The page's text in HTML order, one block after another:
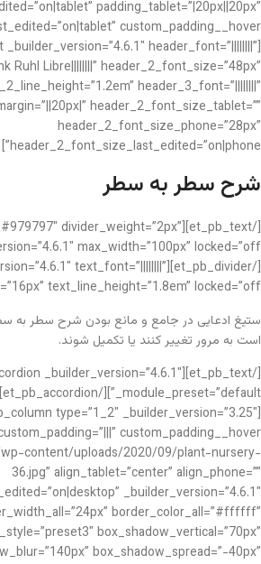
padding_tablet=”|20px||20px”
header_font=”||||||||”
Ruhl Libre||||||||” header_2_font_size=”48px”
header_3_font=”||||||||”
header_2_font_size_tablet=””
header_2_font_size_phone=”28px”
header_2_font_size_last_edited=”on|phone”]
شرح سطر به سطر
divider_weight=”2px”
text_font=”||||||||”
text_line_height=”1.8em” locked=”off”]
ستیغ ادعایی در جامع و مانع بودن شرح سطر به
است به مرور تغییر کنند یا تکمیل شوند.
_builder_version=”4.6.1″
type=”1_2″ _builder_version=”3.25″
content/uploads/2020/09/plant-nursery-
36.jpg” align_tablet=”center” align_phone=””
_builder_version=”4.6.1″
border_color_all=”#ffffff”
box_shadow_vertical=”70px”
box_shadow_spread=”-40px”